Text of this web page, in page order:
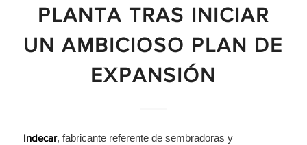
PLANTA TRAS INICIAR
UN AMBICIOSO PLAN DE
EXPANSIÓN
Indecar, fabricante referente de sembradoras y